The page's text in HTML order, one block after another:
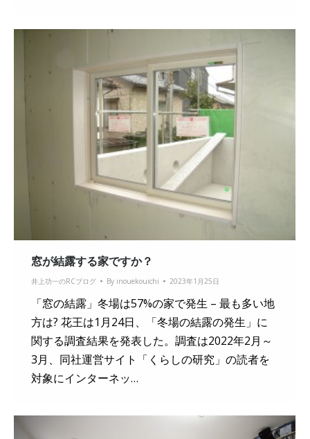
窓が結露する家ですか？
井上功一のRCブログ By inouekouichi 2023年1月25日
「窓の結露」冬場は57%の家で発生 – 最も多い地
方は? 花王は1月24日、「冬場の結露の発生」に
関する調査結果を発表した。調査は2022年2月～
3月、同社運営サイト「くらしの研究」の読者を
対象にインターネッ…